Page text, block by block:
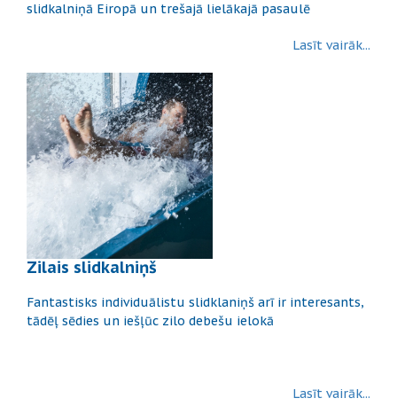
slidkalniņā Eiropā un trešajā lielākajā pasaulē
Lasīt vairāk...
Zilais slidkalniņš
Fantastisks individuālistu slidklaniņš arī ir interesants,
tādēļ sēdies un iešļūc zilo debešu ielokā
Lasīt vairāk...